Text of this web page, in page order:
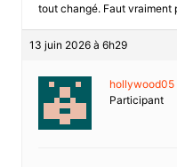
tout changé. Faut vraiment
13 juin 2026 à 6h29
hollywood05
Participant